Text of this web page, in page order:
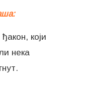
који
нека